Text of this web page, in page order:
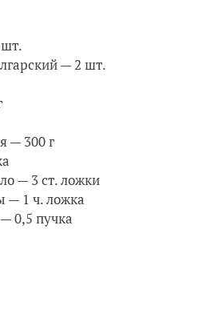
— 2 шт.
— 300 г
— 3 ст. ложки
— 1 ч. ложка
0,5 пучка